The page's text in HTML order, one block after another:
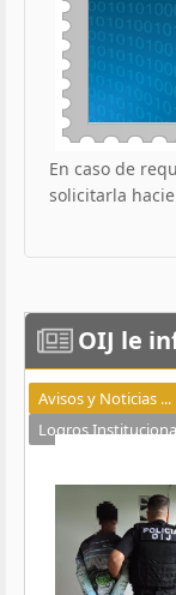
En caso de
solicitarla
OIJ le
Avisos y Noticias ...
Logros